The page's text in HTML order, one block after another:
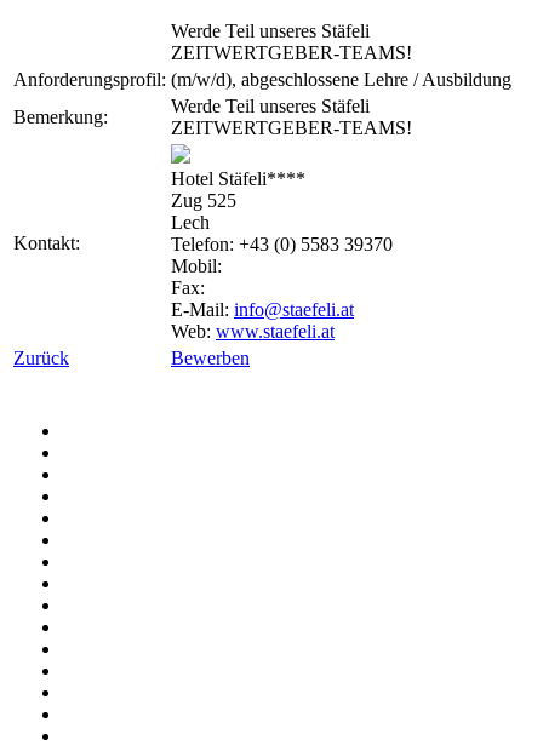
Werde Teil unseres Stäfeli
ZEITWERTGEBER-TEAMS!
Anforderungsprofil: (m/w/d), abgeschlossene Lehre / Ausbildung
Bemerkung:
Werde Teil unseres Stäfeli
ZEITWERTGEBER-TEAMS!
Kontakt:
Hotel Stäfeli****
Zug 525
Lech
Telefon: +43 (0) 5583 39370
Mobil:
Fax:
E-Mail: info@staefeli.at
Web: www.staefeli.at
Zurück
Bewerben